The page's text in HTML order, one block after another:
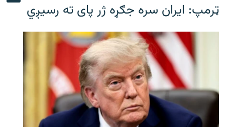
ټرمپ: ایران سره جګړه ژر پای ته رسیږي